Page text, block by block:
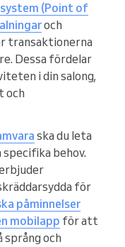
(Point of
och
transaktionerna
Dessa fördelar
i din salong,
och
ska du leta
behov.
för
påminnelser
mobilapp för att
och